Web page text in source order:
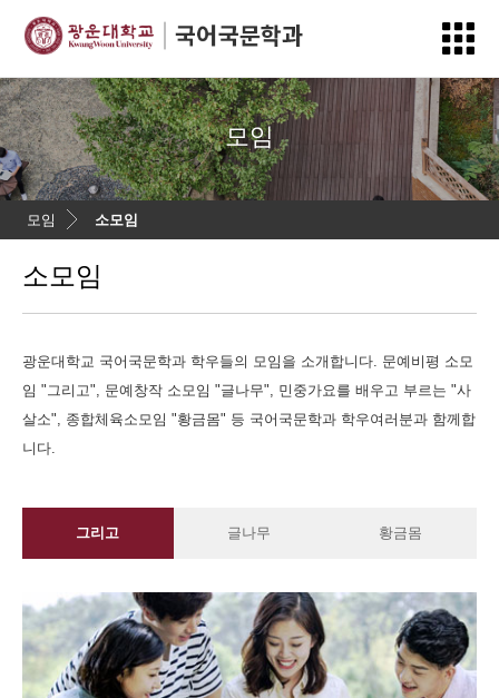
모임
모임 소모임
소모임
광운대학교 국어국문학과 학우들의 모임을 소개합니다. 문예비평 소모
임 "그리고", 문예창작 소모임 "글나무", 민중가요를 배우고 부르는 "사
살소", 종합체육소모임 "황금몸" 등 국어국문학과 학우여러분과 함께합
니다.
그리고 글나무 황금몸